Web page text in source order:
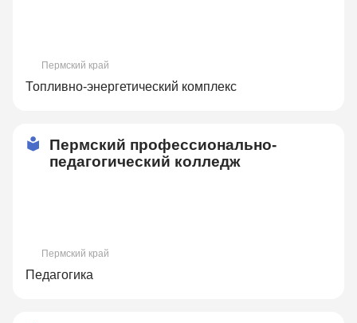
Пермский край
Топливно-энергетический комплекс
Пермский профессионально-
педагогический колледж
Пермский край
Педагогика